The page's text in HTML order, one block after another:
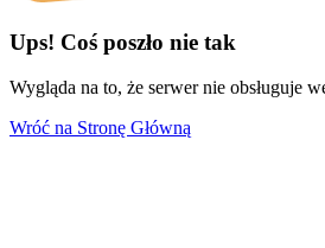
Ups! Coś poszło nie tak
Wygląda na to, że serwer nie obsługuje
Wróć na Stronę Główną